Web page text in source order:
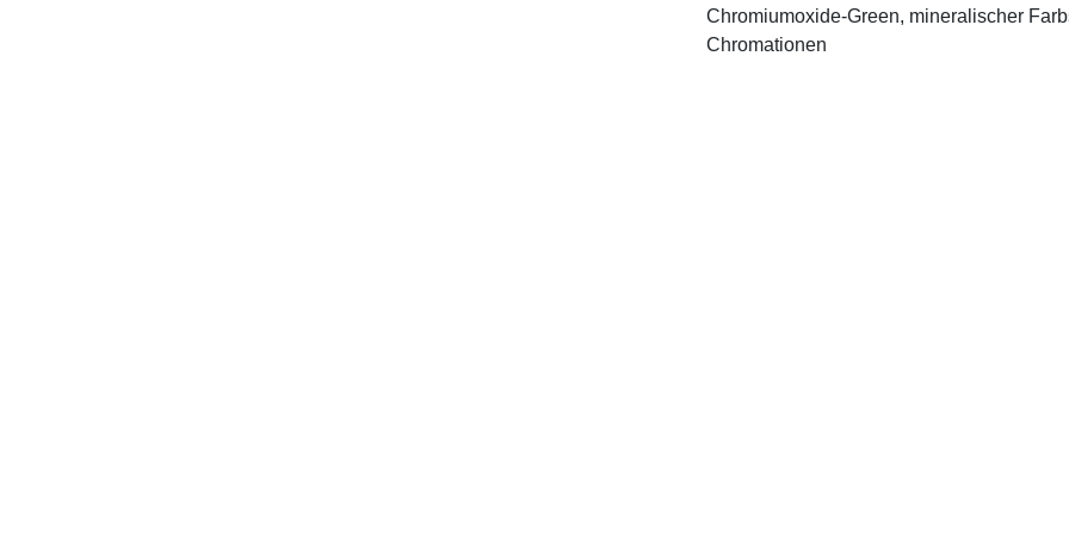
Chromiumoxide-Green, mineralischer
Chromationen